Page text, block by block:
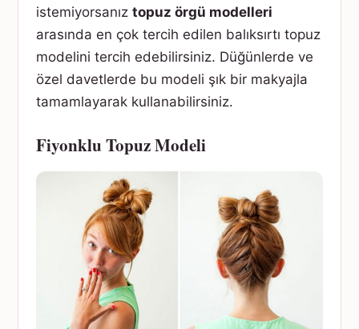
istemiyorsanız topuz örgü modelleri
arasında en çok tercih edilen balıksırtı topuz
modelini tercih edebilirsiniz. Düğünlerde ve
özel davetlerde bu modeli şık bir makyajla
tamamlayarak kullanabilirsiniz.
Fiyonklu Topuz Modeli